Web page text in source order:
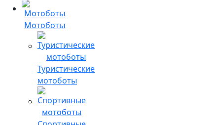
Мотоботы
Туристические
мотоботы